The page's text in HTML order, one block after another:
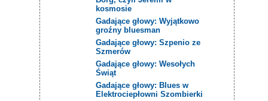
kosmosie
Gadające głowy: Wyjątkowo
groźny bluesman
Gadające głowy: Szpenio ze
Szmerów
Gadające głowy: Wesołych
Świąt
Gadające głowy: Blues w
Elektrociepłowni Szombierki